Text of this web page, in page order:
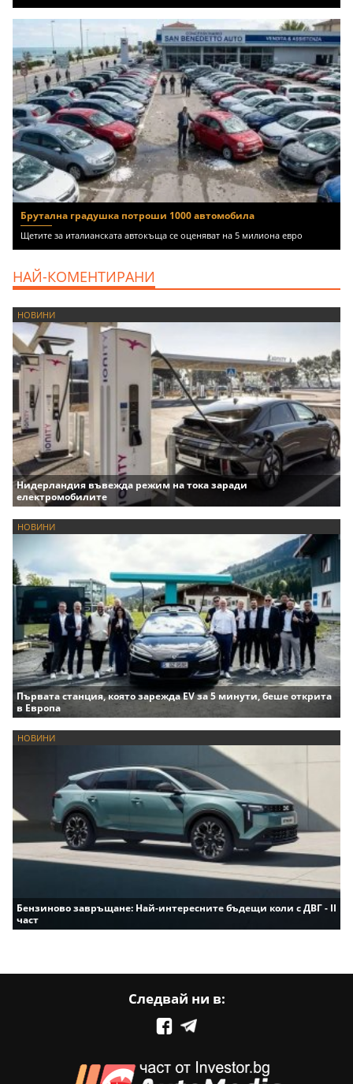
Брутална градушка потроши 1000 автомобила
Щетите за италианската автокъща се оценяват на 5 милиона евро
НАЙ-КОМЕНТИРАНИ
НОВИНИ
Нидерландия въвежда режим на тока заради
електромобилите
НОВИНИ
Първата станция, която зарежда EV за 5 минути, беше открита
в Европа
НОВИНИ
Бензиново завръщане: Най-интересните бъдещи коли с ДВГ - II
част
Следвай ни в: